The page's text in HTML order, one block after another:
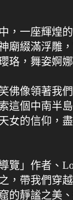
，一座輝煌
廟綴滿浮雕
珞，舞姿婀
佛像領著我
這個中南半
女的信仰，
覽」作者、
，帶我們穿
的靜謐之美